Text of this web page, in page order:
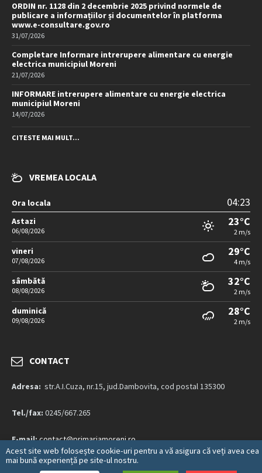
ORDIN nr. 1128 din 2 decembrie 2025 privind normele de
publicare a informațiilor și documentelor în platforma
www.e-consultare.gov.ro
31/07/2026
Completare Informare intrerupere alimentare cu energie
electrica municipiul Moreni
21/07/2026
INFORMARE intrerupere alimentare cu energie electrica
municipiul Moreni
14/07/2026
CITESTE MAI MULT...
VREMEA LOCALA
Ora locala 04:23
Astazi
06/08/2026
23°C
2 m/s
vineri
07/08/2026
29°C
4 m/s
sâmbătă
08/08/2026
32°C
2 m/s
duminică
09/08/2026
28°C
2 m/s
CONTACT
Adresa: str.A.I.Cuza, nr.15, jud.Dambovita, cod postal 135300
Tel./fax: 0245/667.265
E-mail:contact@primariamoreni.ro
Mai multe detalii…
Acest site web folosește cookie-uri pentru a vă asigura că veți avea cea
mai bună experiență pe site-ul nostru.